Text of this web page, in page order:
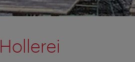
Hollerei